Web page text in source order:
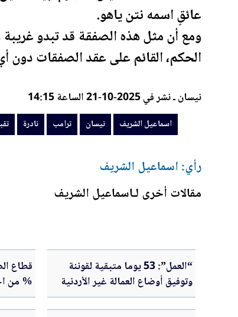
عائقٍ اسمه نتن ياهو.
ومع أن مثل هذه الصفقة قد تبدو غريبة
الحكم، القائم على عقد الصفقات دون
نيسان ـ نشر في 2025-10-21 الساعة 14:15
اسماعيل الشريف نيسان ترامب نادرة
رأي: اسماعيل الشريف
مقالات أخرى لـاسماعيل الشريف
“العمل”: 53 يوما متبقية لقوننة
وتوفيق أوضاع العمالة غير الأردنية
المخالفة
% من